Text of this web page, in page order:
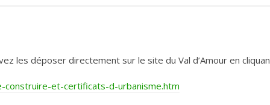
les déposer directement sur le site du Val d’Amour en
et-certificats-d-urbanisme.htm